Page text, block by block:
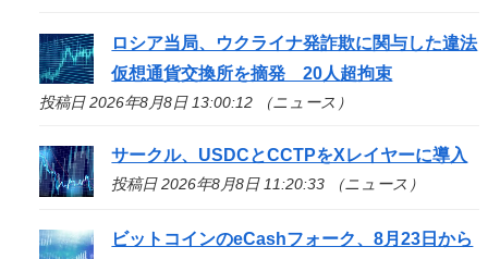
ロシア当局、ウクライナ発詐欺に関与した違法
仮想通貨交換所を摘発 20人超拘束
投稿日 2026年8月8日 13:00:12 （ニュース）
サークル、USDCとCCTPをXレイヤーに導入
投稿日 2026年8月8日 11:20:33 （ニュース）
ビットコインのeCashフォーク、8月23日から